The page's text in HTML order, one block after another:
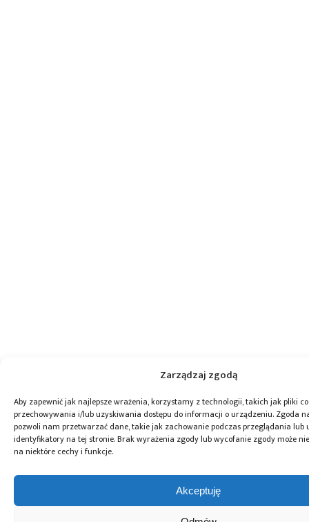
Zarządzaj zgodą
Aby zapewnić jak najlepsze wrażenia, korzystamy z technologii, takich jak pliki
przechowywania i/lub uzyskiwania dostępu do informacji o urządzeniu. Zgoda
pozwoli nam przetwarzać dane, takie jak zachowanie podczas przeglądania lub
identyfikatory na tej stronie. Brak wyrażenia zgody lub wycofanie zgody może
na niektóre cechy i funkcje.
Akceptuję